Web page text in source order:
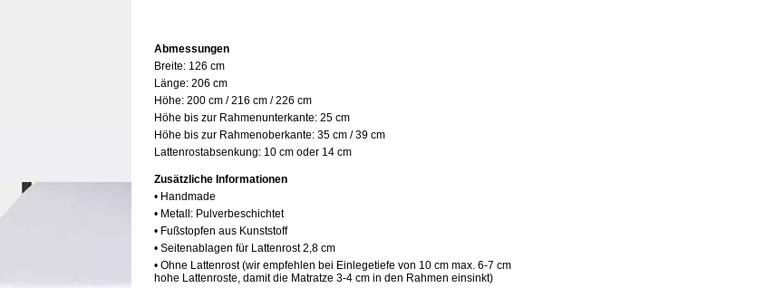
Abmessungen
Breite: 126 cm
Länge: 206 cm
Höhe: 200 cm / 216 cm / 226 cm
Höhe bis zur Rahmenunterkante: 25 cm
Höhe bis zur Rahmenoberkante: 35 cm / 39 cm
Lattenrostabsenkung: 10 cm oder 14 cm
Zusätzliche Informationen
• Handmade
• Metall: Pulverbeschichtet
• Fußstopfen aus Kunststoff
• Seitenablagen für Lattenrost 2,8 cm
• Ohne Lattenrost (wir empfehlen bei Einlegetiefe von 10 cm max. 6-7 cm
hohe Lattenroste, damit die Matratze 3-4 cm in den Rahmen einsinkt)